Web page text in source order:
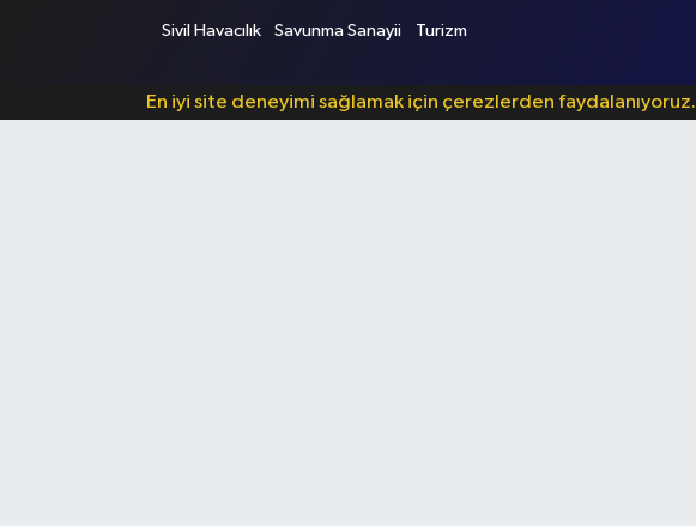
Sivil Havacılık Savunma Sanayii Turizm
En iyi site deneyimi sağlamak için çerezlerden faydalanıyoruz.